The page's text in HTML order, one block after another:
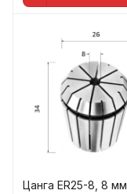
Цанга ER25-8, 8 мм